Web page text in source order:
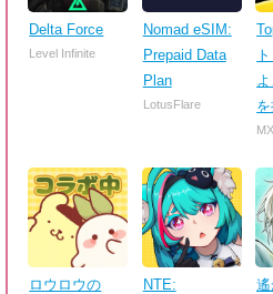
Delta Force
Level Infinite
Nomad eSIM:
Prepaid Data
Plan
LotusFlare
ロウロウの
NTE: